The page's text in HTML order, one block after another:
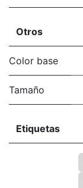
Otros
Color base
Tamaño
Etiquetas